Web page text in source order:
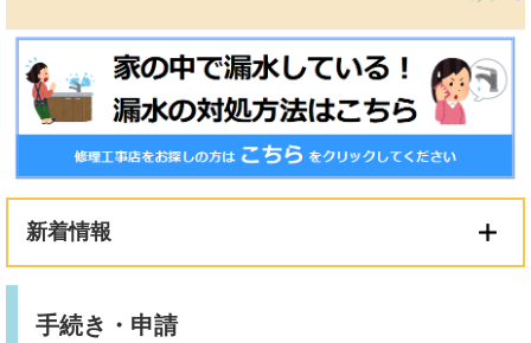
文
新着情報
手続き・申請